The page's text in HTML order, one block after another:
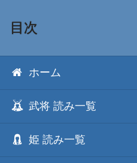
目次
ホーム
武将 読み一覧
姫 読み一覧